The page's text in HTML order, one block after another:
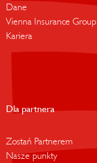
Dane
Vienna Insurance Group
Kariera
Dla partnera
Zostań Partnerem
Nasze punkty